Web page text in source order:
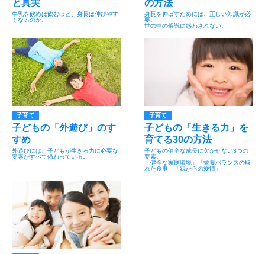
と真実
牛乳を飲めば飲むほど、身長は伸びやす
くなるのか。
の方法
身長を伸ばすためには、正しい知識が必
要。
世の中の俗説に惑わされない。
子育て
子どもの「外遊び」のす
すめ
外遊びには、子どもが生きる力に必要な
要素がすべて備わっている。
子育て
子どもの「生きる力」を
育てる30の方法
子どもの健全な成長に欠かせない3つの
要素。
「健全な家庭環境」「栄養バランスの取
れた食事」「親からの愛情」